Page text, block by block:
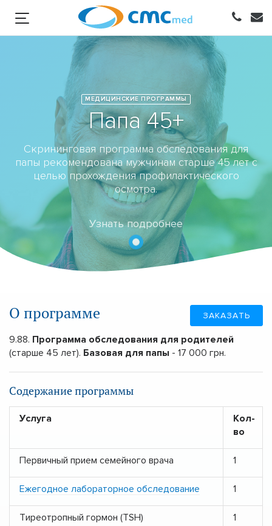
МЕДИЦИНСКИЕ ПРОГРАММЫ
Папа 45+
Скрининговая программа обследования для
папы рекомендована мужчинам старше 45 лет с
целью прохождения профилактического
осмотра.
Узнать подробнее
О программе ЗАКАЗАТЬ
9.88. Программа обследования для родителей
(старше 45 лет). Базовая для папы - 17 000 грн.
Содержание программы
Услуга
Кол-
во
Первичный прием семейного врача 1
Ежегодное лабораторное обследование 1
Тиреотропный гормон (TSH) 1